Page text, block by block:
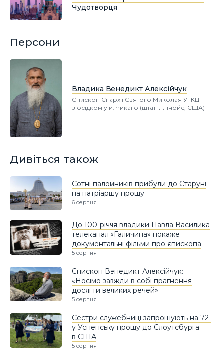
Чудотворця
Персони
Владика Венедикт Алексійчук
Єпископ Єпархії Святого Миколая УГКЦ
з осідком у м. Чикаго (штат Іллінойс, США)
Дивіться також
Сотні паломників прибули до Старуні
на патріаршу прощу
6 серпня
До 100-річчя владики Павла Василика
телеканал «Галичина» покаже
документальні фільми про єпископа
5 серпня
Єпископ Венедикт Алексійчук:
«Носімо завжди в собі прагнення
досягти великих речей»
5 серпня
Сестри служебниці запрошують на 72-
у Успенську прощу до Слоутсбурга
в США
5 серпня